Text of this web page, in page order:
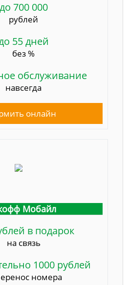
до 700 000
рублей
55 дней
без %
обслуживание
навсегда
онлайн
Мобайл
в подарок
на связь
1000 рублей
номера